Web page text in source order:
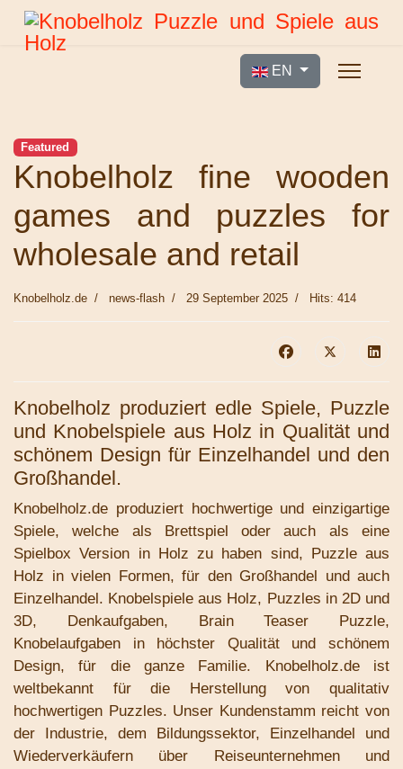
Select your language
EN
Featured
Knobelholz fine wooden
games and puzzles for
wholesale and retail
Knobelholz.de news-flash 29 September 2025 Hits: 414
Knobelholz produziert edle Spiele, Puzzle
und Knobelspiele aus Holz in Qualität und
schönem Design für Einzelhandel und den
Großhandel.
Knobelholz.de produziert hochwertige und einzigartige
Spiele, welche als Brettspiel oder auch als eine
Spielbox Version in Holz zu haben sind, Puzzle aus
Holz in vielen Formen, für den Großhandel und auch
Einzelhandel. Knobelspiele aus Holz, Puzzles in 2D und
3D, Denkaufgaben, Brain Teaser Puzzle,
Knobelaufgaben in höchster Qualität und schönem
Design, für die ganze Familie. Knobelholz.de ist
weltbekannt für die Herstellung von qualitativ
hochwertigen Puzzles. Unser Kundenstamm reicht von
der Industrie, dem Bildungssektor, Einzelhandel und
Wiederverkäufern über Reiseunternehmen und